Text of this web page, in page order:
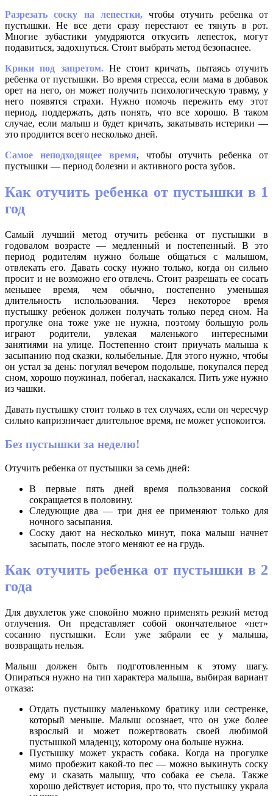
Разрезать соску на лепестки,чтобы отучить ребенка от
пустышки. Не все дети сразу перестают ее тянуть в рот.
Многие зубастики умудряются откусить лепесток, могут
подавиться, задохнуться. Стоит выбрать метод безопаснее.
Крики под запретом. Не стоит кричать, пытаясь отучить
ребенка от пустышки. Во время стресса, если мама в добавок
орет на него, он может получить психологическую травму, у
него появятся страхи. Нужно помочь пережить ему этот
период, поддержать, дать понять, что все хорошо. В таком
случае, если малыш и будет кричать, закатывать истерики —
это продлится всего несколько дней.
Самое неподходящее время, чтобы отучить ребенка от
пустышки — период болезни и активного роста зубов.
Как отучить ребенка от пустышки в 1
год
Самый лучший метод отучить ребенка от пустышки в
годовалом возрасте — медленный и постепенный. В это
период родителям нужно больше общаться с малышом,
отвлекать его. Давать соску нужно только, когда он сильно
просит и не возможно его отвлечь. Стоит разрешать ее сосать
меньшее время, чем обычно, постепенно уменьшая
длительность использования. Через некоторое время
пустышку ребенок должен получать только перед сном. На
прогулке она тоже уже не нужна, поэтому большую роль
играют родители, увлекая маленького интересными
занятиями на улице. Постепенно стоит приучать малыша к
засыпанию под сказки, колыбельные. Для этого нужно, чтобы
он устал за день: погулял вечером подольше, покупался перед
сном, хорошо поужинал, побегал, наскакался. Пить уже нужно
из чашки.
Давать пустышку стоит только в тех случаях, если он чересчур
сильно капризничает длительное время, не может успокоится.
Без пустышки за неделю!
Отучить ребенка от пустышки за семь дней:
В первые пять дней время пользования соской
сокращается в половину.
Следующие два — три дня ее применяют только для
ночного засыпания.
Соску дают на несколько минут, пока малыш начнет
засыпать, после этого меняют ее на грудь.
Как отучить ребенка от пустышки в 2
года
Для двухлеток уже спокойно можно применять резкий метод
отлучения. Он представляет собой окончательное «нет»
сосанию пустышки. Если уже забрали ее у малыша,
возвращать нельзя.
Малыш должен быть подготовленным к этому шагу.
Опираться нужно на тип характера малыша, выбирая вариант
отказа:
Отдать пустышку маленькому братику или сестренке,
который меньше. Малыш осознает, что он уже более
взрослый и может пожертвовать своей любимой
пустышкой младенцу, которому она больше нужна.
Пустышку может украсть собака. Когда на прогулке
мимо пробежит какой-то пес — можно выкинуть соску
ему и сказать малышу, что собака ее съела. Также
хорошо действует история, про то, что пустышку украла